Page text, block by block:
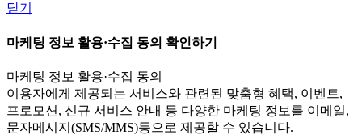
닫기
마케팅 정보 활용·수집 동의 확인하기
마케팅 정보 활용·수집 동의
이용자에게 제공되는 서비스와 관련된 맞춤형 혜택, 이벤트,
프로모션, 신규 서비스 안내 등 다양한 마케팅 정보를 이메일,
문자메시지(SMS/MMS)등으로 제공할 수 있습니다.